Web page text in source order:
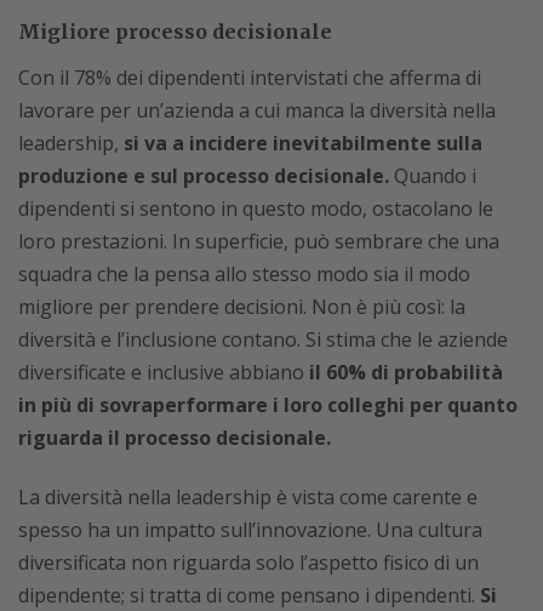
Migliore processo decisionale
Con il 78% dei dipendenti intervistati che afferma di
lavorare per un’azienda a cui manca la diversità nella
leadership, si va a incidere inevitabilmente sulla
produzione e sul processo decisionale. Quando i
dipendenti si sentono in questo modo, ostacolano le
loro prestazioni. In superficie, può sembrare che una
squadra che la pensa allo stesso modo sia il modo
migliore per prendere decisioni. Non è più così: la
diversità e l’inclusione contano. Si stima che le aziende
diversificate e inclusive abbiano il 60% di probabilità
in più di sovraperformare i loro colleghi per quanto
riguarda il processo decisionale.
La diversità nella leadership è vista come carente e
spesso ha un impatto sull’innovazione. Una cultura
diversificata non riguarda solo l’aspetto fisico di un
dipendente; si tratta di come pensano i dipendenti. Si